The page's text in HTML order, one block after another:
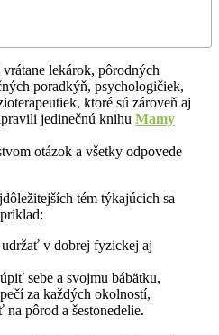
lekárok, pôrodných
poradkýň, psychologičiek,
ktoré sú zároveň aj
jedinečnú knihu Mamy
otázok a všetky odpovede
tém týkajúcich sa
udržať v dobrej fyzickej aj
sebe a svojmu bábätku,
za každých okolností,
pôrod a šestonedelie.